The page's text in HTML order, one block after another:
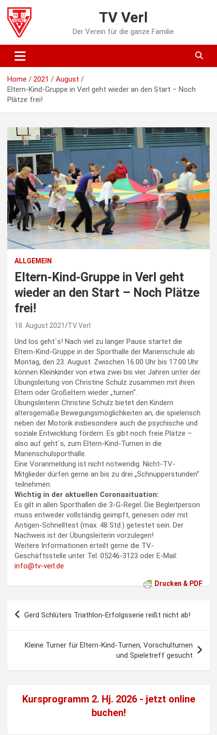
content
TV Verl
Der Verein für die ganze Familie
Home 2021
August
Eltern-Kind-Gruppe in Verl geht wieder an den Start – Noch
Plätze frei!
ALLGEMEIN
Eltern-Kind-Gruppe in Verl geht
wieder an den Start – Noch Plätze
frei!
18. August 2021 TV Verl
Und los geht´s! Nach viel zu langer Pause startet die
Eltern-Kind-Gruppe in der Sporthalle der Marienschule ab
Montag, den 23. August. Zwischen 16.00 Uhr bis 17.00 Uhr
können Kleinkinder von etwa zwei bis vier Jahren unter der
Übungsleitung von Christine Schulz zusammen mit ihren
Eltern oder Großeltern wieder „turnen“.
Übungsleiterin Christine Schulz bietet den Kindern
altersgemäße Bewegungsmöglichkeiten an, die spielerisch
neben der Motorik insbesondere auch die psychische und
soziale Entwicklung fördern. Es gibt noch freie Plätze –
also auf geht´s, zum Eltern-Kind-Turnen in die
Marienschulsporthalle.
Eine Voranmeldung ist nicht notwendig. Nicht-TV-
Mitglieder dürfen gerne an bis zu drei „Schnupperstunden“
teilnehmen.
Wichtig in der aktuellen Coronasituation:
Es gilt in allen Sporthallen die 3-G-Regel. Die Begleitperson
muss entweder vollständig geimpft, genesen oder mit
Antigen-Schnelltest (max. 48 Std.) getestet sein. Der
Nachweis ist der Übungsleiterin vorzulegen!
Weitere Informationen erteilt gerne die TV-
Geschäftsstelle unter Tel. 05246-3123 oder E-Mail:
info@tv-verl.de
Drucken & PDF
Beitragsnavigation
Gerd Schlüters Triathlon-Erfolgsserie reißt nicht ab!
Kleine Turner für Eltern-Kind-Turnen, Vorschulturnen
und Spieletreff gesucht
Kursprogramm 2. Hj. 2026 - jetzt online
buchen!